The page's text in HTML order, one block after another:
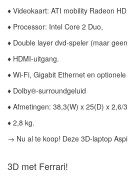
♦ Videokaart: ATI mobility Radeon
♦ Processor: Intel Core 2 Duo,
♦ Double layer dvd-speler (maar
♦ HDMI-uitgang.
♦ Wi-Fi, Gigabit Ethernet en
♦ Dolby®-surroundgeluid
♦ Afmetingen: 38,3(W) x 25(D) x 2,6/
♦ 2,8 kg.
→ Nu al te koop! Deze 3D-laptop
3D met Ferrari!